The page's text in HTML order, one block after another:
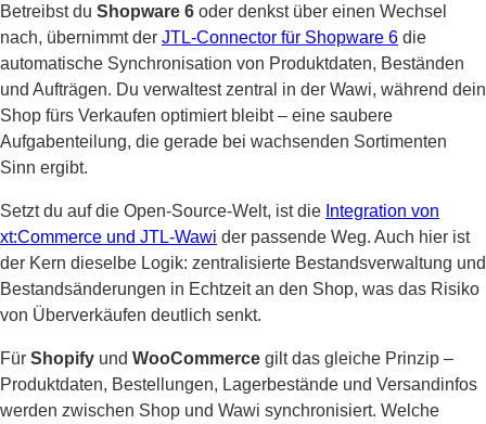
Betreibst du Shopware 6 oder denkst über einen Wechsel
nach, übernimmt der JTL-Connector für Shopware 6 die
automatische Synchronisation von Produktdaten, Beständen
und Aufträgen. Du verwaltest zentral in der Wawi, während dein
Shop fürs Verkaufen optimiert bleibt – eine saubere
Aufgabenteilung, die gerade bei wachsenden Sortimenten
Sinn ergibt.
Setzt du auf die Open-Source-Welt, ist die Integration von
xt:Commerce und JTL-Wawi der passende Weg. Auch hier ist
der Kern dieselbe Logik: zentralisierte Bestandsverwaltung und
Bestandsänderungen in Echtzeit an den Shop, was das Risiko
von Überverkäufen deutlich senkt.
Für Shopify und WooCommerce gilt das gleiche Prinzip –
Produktdaten, Bestellungen, Lagerbestände und Versandinfos
werden zwischen Shop und Wawi synchronisiert. Welche